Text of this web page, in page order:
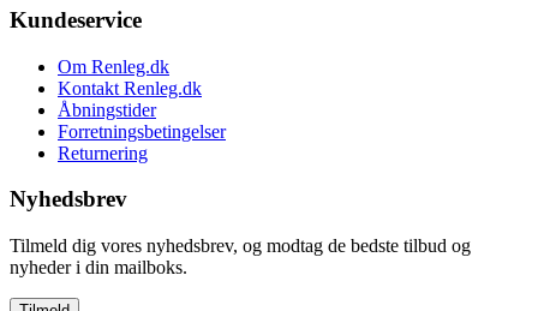
Kundeservice
Om Renleg.dk
Kontakt Renleg.dk
Åbningstider
Forretningsbetingelser
Returnering
Nyhedsbrev
Tilmeld dig vores nyhedsbrev, og modtag de bedste tilbud og
nyheder i din mailboks.